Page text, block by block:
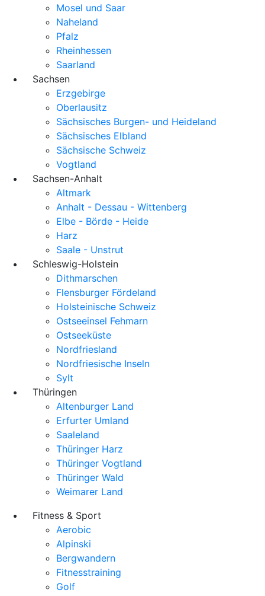
Mosel und Saar
Naheland
Pfalz
Rheinhessen
Saarland
Sachsen
Erzgebirge
Oberlausitz
Sächsisches Burgen- und Heideland
Sächsisches Elbland
Sächsische Schweiz
Vogtland
Sachsen-Anhalt
Altmark
Anhalt - Dessau - Wittenberg
Elbe - Börde - Heide
Harz
Saale - Unstrut
Schleswig-Holstein
Dithmarschen
Flensburger Fördeland
Holsteinische Schweiz
Ostseeinsel Fehmarn
Ostseeküste
Nordfriesland
Nordfriesische Inseln
Sylt
Thüringen
Altenburger Land
Erfurter Umland
Saaleland
Thüringer Harz
Thüringer Vogtland
Thüringer Wald
Weimarer Land
Fitness & Sport
Aerobic
Alpinski
Bergwandern
Fitnesstraining
Golf